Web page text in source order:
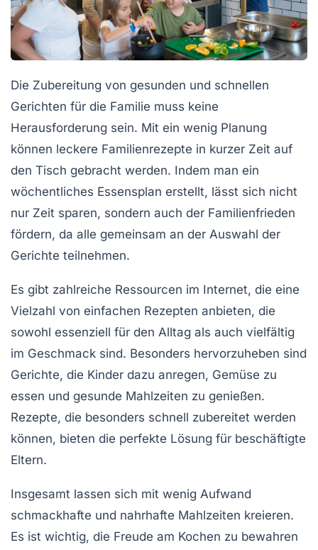
Die Zubereitung von gesunden und schnellen
Gerichten für die Familie muss keine
Herausforderung sein. Mit ein wenig Planung
können leckere Familienrezepte in kurzer Zeit auf
den Tisch gebracht werden. Indem man ein
wöchentliches Essensplan erstellt, lässt sich nicht
nur Zeit sparen, sondern auch der Familienfrieden
fördern, da alle gemeinsam an der Auswahl der
Gerichte teilnehmen.
Es gibt zahlreiche Ressourcen im Internet, die eine
Vielzahl von einfachen Rezepten anbieten, die
sowohl essenziell für den Alltag als auch vielfältig
im Geschmack sind. Besonders hervorzuheben sind
Gerichte, die Kinder dazu anregen, Gemüse zu
essen und gesunde Mahlzeiten zu genießen.
Rezepte, die besonders schnell zubereitet werden
können, bieten die perfekte Lösung für beschäftigte
Eltern.
Insgesamt lassen sich mit wenig Aufwand
schmackhafte und nahrhafte Mahlzeiten kreieren.
Es ist wichtig, die Freude am Kochen zu bewahren